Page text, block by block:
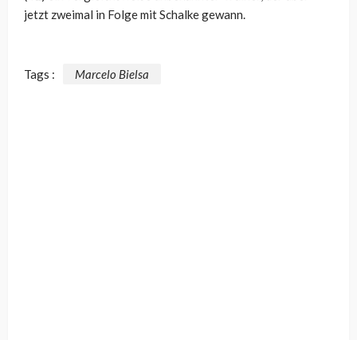
jetzt zweimal in Folge mit Schalke gewann.
Tags : Marcelo Bielsa